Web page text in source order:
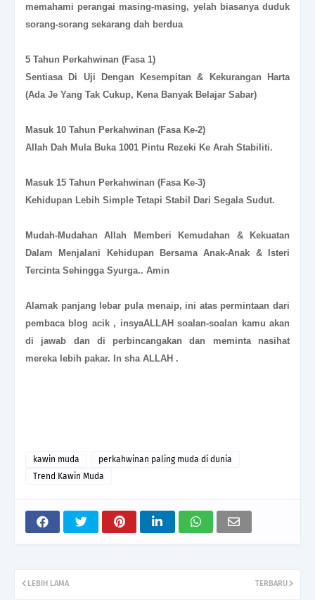
memahami perangai masing-masing, yelah biasanya duduk
sorang-sorang sekarang dah berdua
5 Tahun Perkahwinan (Fasa 1)
Sentiasa Di Uji Dengan Kesempitan & Kekurangan Harta
(Ada Je Yang Tak Cukup, Kena Banyak Belajar Sabar)
Masuk 10 Tahun Perkahwinan (Fasa Ke-2)
Allah Dah Mula Buka 1001 Pintu Rezeki Ke Arah Stabiliti.
Masuk 15 Tahun Perkahwinan (Fasa Ke-3)
Kehidupan Lebih Simple Tetapi Stabil Dari Segala Sudut.
Mudah-Mudahan Allah Memberi Kemudahan & Kekuatan
Dalam Menjalani Kehidupan Bersama Anak-Anak & Isteri
Tercinta Sehingga Syurga.. Amin
Alamak panjang lebar pula menaip, ini atas permintaan dari
pembaca blog acik , insyaALLAH soalan-soalan kamu akan
di jawab dan di perbincangakan dan meminta nasihat
mereka lebih pakar. In sha ALLAH .
kawin muda
perkahwinan paling muda di dunia
Trend Kawin Muda
TERBARU
LEBIH LAMA